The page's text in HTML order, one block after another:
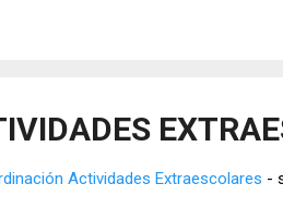
Actividades Extraescolares -